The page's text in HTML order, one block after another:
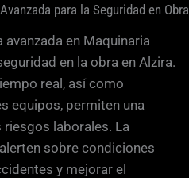
para la Seguridad en Obra
en Maquinaria
en la obra en Alzira.
real, así como
equipos, permiten una
laborales. La
sobre condiciones
y mejorar el